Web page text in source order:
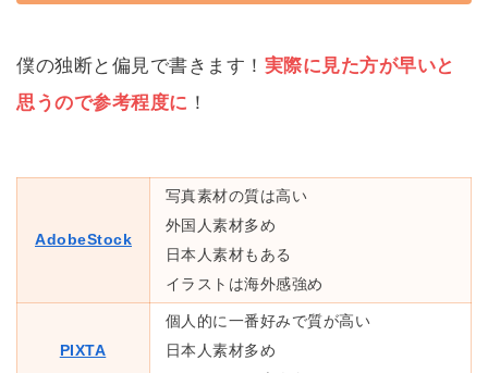
僕の独断と偏見で書きます！ 実際に見た方が早いと
思うので参考程度に ！
AdobeStock
写真素材の質は高い
外国人素材多め
日本人素材もある
イラストは海外感強め
PIXTA
個人的に一番好みで質が高い
日本人素材多め